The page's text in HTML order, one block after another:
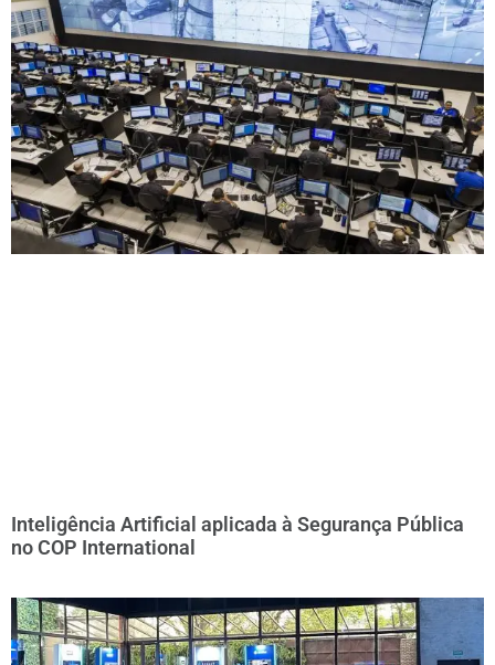
Inteligência Artificial aplicada à Segurança Pública
no COP International